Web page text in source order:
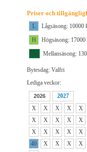
Priser och
L
Lågsäsong: 10000
H
Högsäsong:
M1
Mellansäsong:
Bytesdag: Valfri
Lediga veckor:
2026
2027
X
X X X X
X
X X X X
X
X X X X
40
X X X X